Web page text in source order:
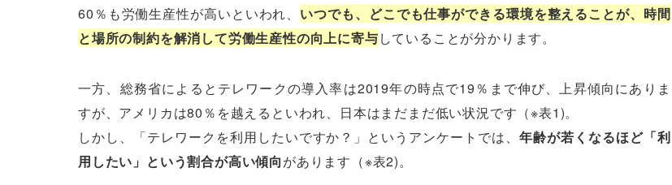
60％も労働生産性が高いといわれ、 いつでも、どこでも仕事ができる環境を整えることが、時間
と場所の制約を解消して労働生産性の向上に寄与していることが分かります。
一方、総務省によるとテレワークの導入率は2019年の時点で19％まで伸び、上昇傾向にありま
すが、アメリカは80％を越えるといわれ、日本はまだまだ低い状況です（※表1)。
しかし、「テレワークを利用したいですか？」というアンケートでは、年齢が若くなるほど「利
用したい」という割合が高い傾向があります（※表2)。